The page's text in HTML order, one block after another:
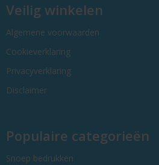
Veilig winkelen
Algemene voorwaarden
Cookieverklaring
Privacyverklaring
Disclaimer
Populaire categorieën
Snoep bedrukken